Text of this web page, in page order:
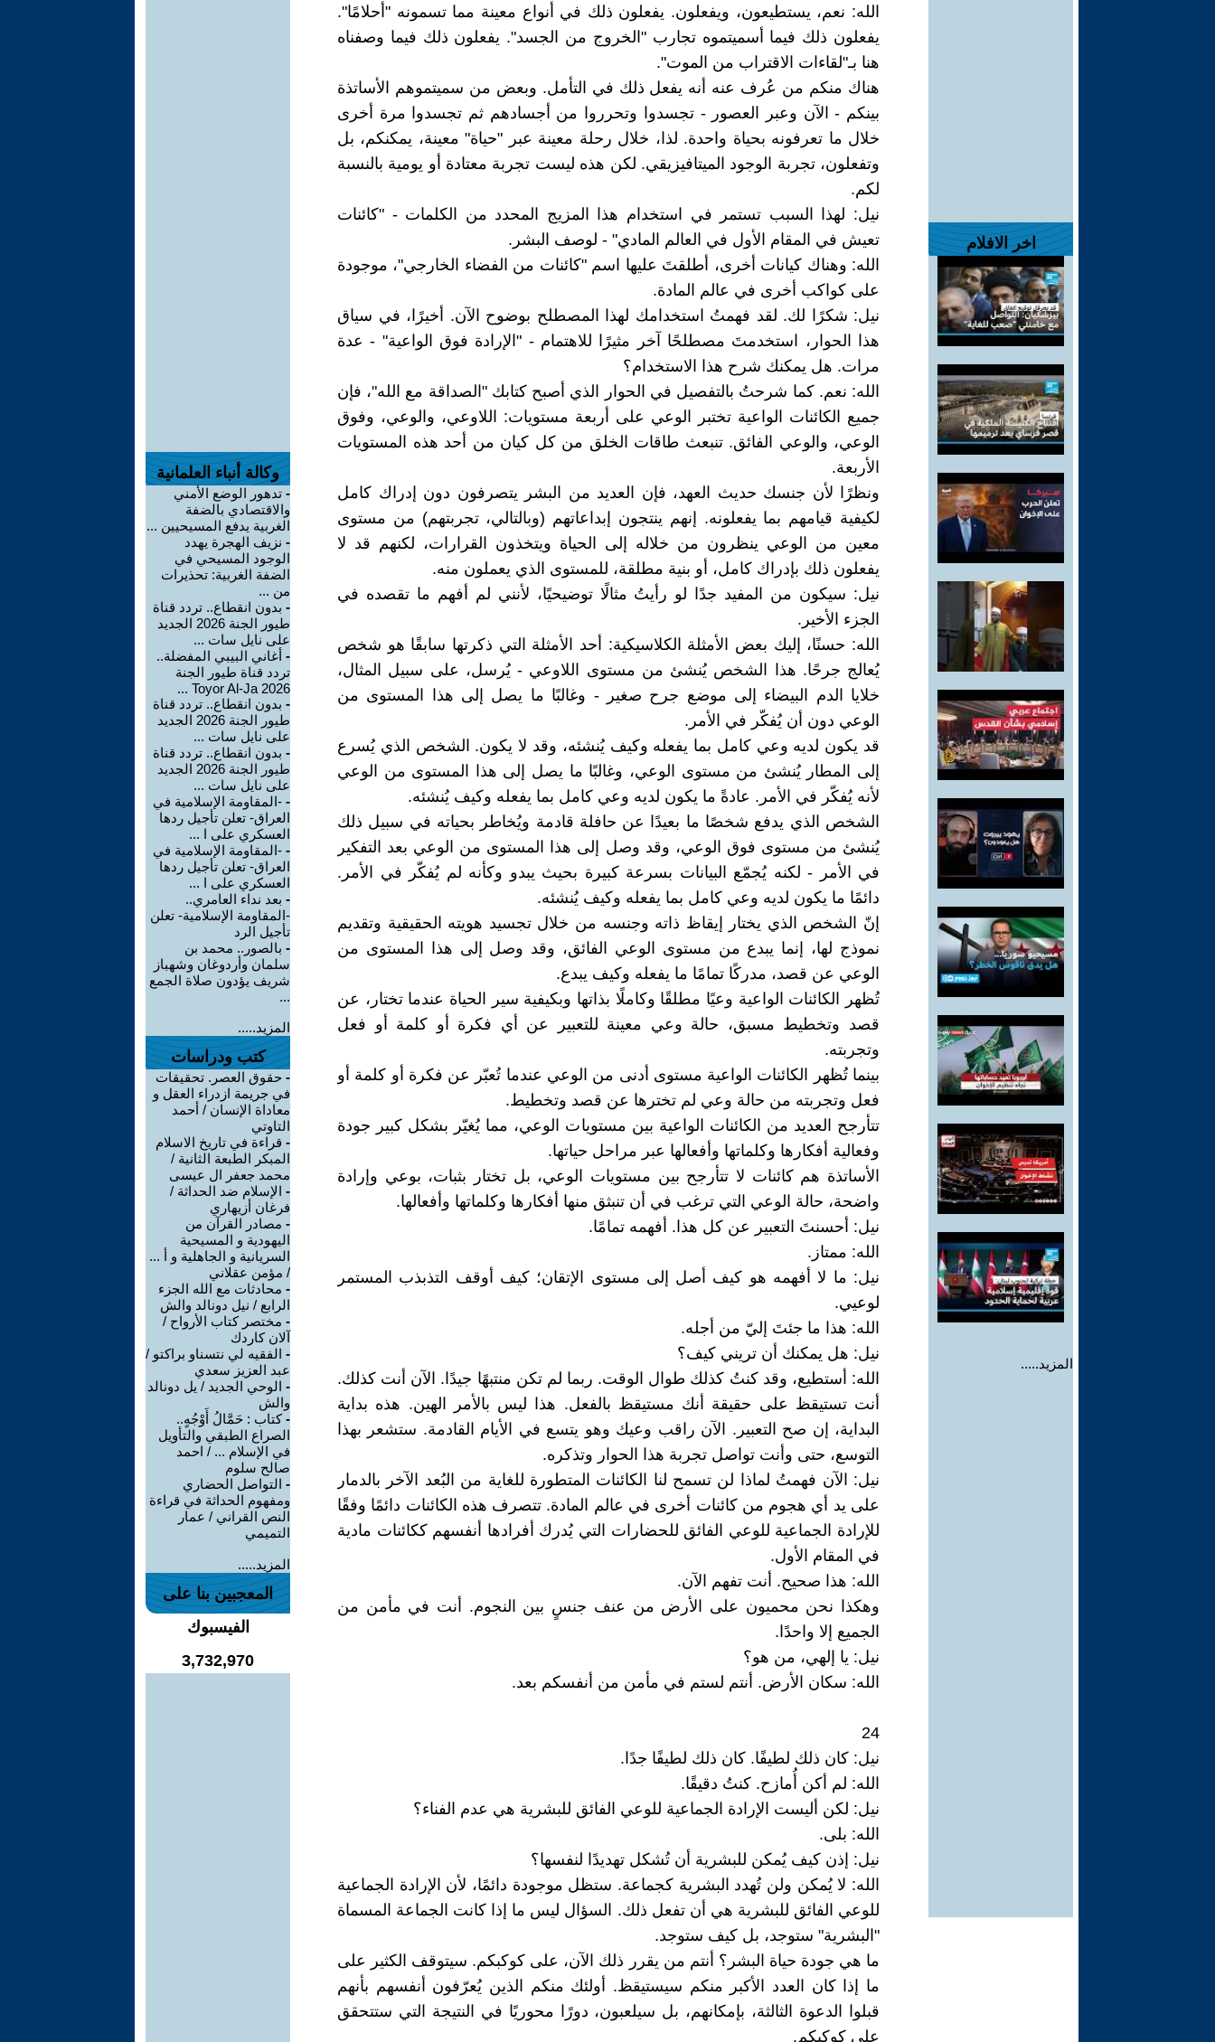
اخر الافلام
المزيد.....
الله: نعم، يستطيعون، ويفعلون. يفعلون ذلك في أنواع معينة مما تسمونه "أحلامًا".
يفعلون ذلك فيما أسميتموه تجارب "الخروج من الجسد". يفعلون ذلك فيما وصفناه
هنا بـ"لقاءات الاقتراب من الموت".
هناك منكم من عُرف عنه أنه يفعل ذلك في التأمل. وبعض من سميتموهم الأساتذة
بينكم - الآن وعبر العصور - تجسدوا وتحرروا من أجسادهم ثم تجسدوا مرة أخرى
خلال ما تعرفونه بحياة واحدة. لذا، خلال رحلة معينة عبر "حياة" معينة، يمكنكم، بل
وتفعلون، تجربة الوجود الميتافيزيقي. لكن هذه ليست تجربة معتادة أو يومية بالنسبة
لكم.
نيل: لهذا السبب تستمر في استخدام هذا المزيج المحدد من الكلمات - "كائنات
تعيش في المقام الأول في العالم المادي" - لوصف البشر.
الله: وهناك كيانات أخرى، أطلقتَ عليها اسم "كائنات من الفضاء الخارجي"، موجودة
على كواكب أخرى في عالم المادة.
نيل: شكرًا لك. لقد فهمتُ استخدامك لهذا المصطلح بوضوح الآن. أخيرًا، في سياق
هذا الحوار، استخدمتَ مصطلحًا آخر مثيرًا للاهتمام - "الإرادة فوق الواعية" - عدة
مرات. هل يمكنك شرح هذا الاستخدام؟
الله: نعم. كما شرحتُ بالتفصيل في الحوار الذي أصبح كتابك "الصداقة مع الله"، فإن
جميع الكائنات الواعية تختبر الوعي على أربعة مستويات: اللاوعي، والوعي، وفوق
الوعي، والوعي الفائق. تنبعث طاقات الخلق من كل كيان من أحد هذه المستويات
الأربعة.
ونظرًا لأن جنسك حديث العهد، فإن العديد من البشر يتصرفون دون إدراك كامل
لكيفية قيامهم بما يفعلونه. إنهم ينتجون إبداعاتهم (وبالتالي، تجربتهم) من مستوى
معين من الوعي ينظرون من خلاله إلى الحياة ويتخذون القرارات، لكنهم قد لا
يفعلون ذلك بإدراك كامل، أو بنية مطلقة، للمستوى الذي يعملون منه.
نيل: سيكون من المفيد جدًا لو رأيتُ مثالًا توضيحيًا، لأنني لم أفهم ما تقصده في
الجزء الأخير.
الله: حسنًا، إليك بعض الأمثلة الكلاسيكية: أحد الأمثلة التي ذكرتها سابقًا هو شخص
يُعالج جرحًا. هذا الشخص يُنشئ من مستوى اللاوعي - يُرسل، على سبيل المثال،
خلايا الدم البيضاء إلى موضع جرح صغير - وغالبًا ما يصل إلى هذا المستوى من
الوعي دون أن يُفكّر في الأمر.
قد يكون لديه وعي كامل بما يفعله وكيف يُنشئه، وقد لا يكون. الشخص الذي يُسرع
إلى المطار يُنشئ من مستوى الوعي، وغالبًا ما يصل إلى هذا المستوى من الوعي
لأنه يُفكّر في الأمر. عادةً ما يكون لديه وعي كامل بما يفعله وكيف يُنشئه.
الشخص الذي يدفع شخصًا ما بعيدًا عن حافلة قادمة ويُخاطر بحياته في سبيل ذلك
يُنشئ من مستوى فوق الوعي، وقد وصل إلى هذا المستوى من الوعي بعد التفكير
في الأمر - لكنه يُجمّع البيانات بسرعة كبيرة بحيث يبدو وكأنه لم يُفكّر في الأمر.
دائمًا ما يكون لديه وعي كامل بما يفعله وكيف يُنشئه.
إنّ الشخص الذي يختار إيقاظ ذاته وجنسه من خلال تجسيد هويته الحقيقية وتقديم
نموذج لها، إنما يبدع من مستوى الوعي الفائق، وقد وصل إلى هذا المستوى من
الوعي عن قصد، مدركًا تمامًا ما يفعله وكيف يبدع.
تُظهر الكائنات الواعية وعيًا مطلقًا وكاملًا بذاتها وبكيفية سير الحياة عندما تختار، عن
قصد وتخطيط مسبق، حالة وعي معينة للتعبير عن أي فكرة أو كلمة أو فعل
وتجربته.
بينما تُظهر الكائنات الواعية مستوى أدنى من الوعي عندما تُعبّر عن فكرة أو كلمة أو
فعل وتجربته من حالة وعي لم تخترها عن قصد وتخطيط.
تتأرجح العديد من الكائنات الواعية بين مستويات الوعي، مما يُغيّر بشكل كبير جودة
وفعالية أفكارها وكلماتها وأفعالها عبر مراحل حياتها.
الأساتذة هم كائنات لا تتأرجح بين مستويات الوعي، بل تختار بثبات، بوعي وإرادة
واضحة، حالة الوعي التي ترغب في أن تنبثق منها أفكارها وكلماتها وأفعالها.
نيل: أحسنتَ التعبير عن كل هذا. أفهمه تمامًا.
الله: ممتاز.
نيل: ما لا أفهمه هو كيف أصل إلى مستوى الإتقان؛ كيف أوقف التذبذب المستمر
لوعيي.
الله: هذا ما جئتَ إليّ من أجله.
نيل: هل يمكنك أن تريني كيف؟
الله: أستطيع، وقد كنتُ كذلك طوال الوقت. ربما لم تكن منتبهًا جيدًا. الآن أنت كذلك.
أنت تستيقظ على حقيقة أنك مستيقظ بالفعل. هذا ليس بالأمر الهين. هذه بداية
البداية، إن صح التعبير. الآن راقب وعيك وهو يتسع في الأيام القادمة. ستشعر بهذا
التوسع، حتى وأنت تواصل تجربة هذا الحوار وتذكره.
نيل: الآن فهمتُ لماذا لن تسمح لنا الكائنات المتطورة للغاية من البُعد الآخر بالدمار
على يد أي هجوم من كائنات أخرى في عالم المادة. تتصرف هذه الكائنات دائمًا وفقًا
للإرادة الجماعية للوعي الفائق للحضارات التي يُدرك أفرادها أنفسهم ككائنات مادية
في المقام الأول.
الله: هذا صحيح. أنت تفهم الآن.
وهكذا نحن محميون على الأرض من عنف جنسٍ بين النجوم. أنت في مأمن من
الجميع إلا واحدًا.
نيل: يا إلهي، من هو؟
الله: سكان الأرض. أنتم لستم في مأمن من أنفسكم بعد.
24
نيل: كان ذلك لطيفًا. كان ذلك لطيفًا جدًا.
الله: لم أكن أُمازح. كنتُ دقيقًا.
نيل: لكن أليست الإرادة الجماعية للوعي الفائق للبشرية هي عدم الفناء؟
الله: بلى.
نيل: إذن كيف يُمكن للبشرية أن تُشكل تهديدًا لنفسها؟
الله: لا يُمكن ولن تُهدد البشرية كجماعة. ستظل موجودة دائمًا، لأن الإرادة الجماعية
للوعي الفائق للبشرية هي أن تفعل ذلك. السؤال ليس ما إذا كانت الجماعة المسماة
"البشرية" ستوجد، بل كيف ستوجد.
ما هي جودة حياة البشر؟ أنتم من يقرر ذلك الآن، على كوكبكم. سيتوقف الكثير على
ما إذا كان العدد الأكبر منكم سيستيقظ. أولئك منكم الذين يُعرّفون أنفسهم بأنهم
قبلوا الدعوة الثالثة، بإمكانهم، بل سيلعبون، دورًا محوريًا في النتيجة التي ستتحقق
على كوكبكم.
وكالة أنباء العلمانية
- تدهور الوضع الأمني
والاقتصادي بالضفة
الغربية يدفع المسيحيين ...
- نزيف الهجرة يهدد
الوجود المسيحي في
الضفة الغربية: تحذيرات
من ...
- بدون انقطاع.. تردد قناة
طيور الجنة 2026 الجديد
على نايل سات ...
- أغاني البيبي المفضلة..
تردد قناة طيور الجنة
2026 Toyor Al-Ja ...
- بدون انقطاع.. تردد قناة
طيور الجنة 2026 الجديد
على نايل سات ...
- بدون انقطاع.. تردد قناة
طيور الجنة 2026 الجديد
على نايل سات ...
- -المقاومة الإسلامية في
العراق- تعلن تأجيل ردها
العسكري على ا ...
- -المقاومة الإسلامية في
العراق- تعلن تأجيل ردها
العسكري على ا ...
- بعد نداء العامري..
-المقاومة الإسلامية- تعلن
تأجيل الرد
- بالصور.. محمد بن
سلمان وأردوغان وشهباز
شريف يؤدون صلاة الجمع
...
المزيد.....
كتب ودراسات
- حقوق العصر. تحقيقات
في جريمة ازدراء العقل و
معاداة الإنسان / أحمد
التاوتي
- قراءة في تاريخ الاسلام
المبكر الطبعة الثانية /
محمد جعفر ال عيسى
- الإسلام ضد الحداثة /
فرغان أزيهاري
- مصادر القرآن من
اليهودية و المسيحية
السريانية و الجاهلية و أ ...
/ مؤمن عقلاني
- محادثات مع الله الجزء
الرابع / نيل دونالد والش
- مختصر كتاب الأرواح /
آلان كاردك
- الفقيه لي نتسناو براكتو /
عبد العزيز سعدي
- الوحي الجديد / يل دونالد
والش
-كتاب : حَمَّالُ أَوْجُهٍ..
الصراع الطبقي والتأويل
في الإسلام ... / احمد
صالح سلوم
- التواصل الحضاري
ومفهوم الحداثة في قراءة
النص القراني / عمار
التميمي
المزيد.....
المعجبين بنا على
الفيسبوك
3,732,970